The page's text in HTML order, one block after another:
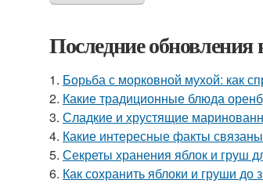
Последние обновления
1. Борьба с морковной мухой: как
2. Какие традиционные блюда
3. Сладкие и хрустящие
4. Какие интересные факты
5. Секреты хранения яблок и груш
6. Как сохранить яблоки и груши